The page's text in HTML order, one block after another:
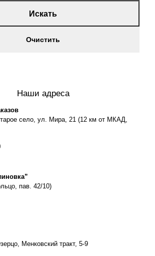
Искать
Очистить
Наши адреса
село, ул. Мира, 21 (12 км от МКАД,
пав. 42/10)
Менковский тракт, 5-9